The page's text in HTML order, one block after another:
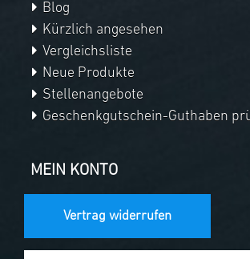
Blog
Kürzlich angesehen
Vergleichsliste
Neue Produkte
Stellenangebote
Geschenkgutschein-Guthaben
MEIN KONTO
Vertrag widerrufen